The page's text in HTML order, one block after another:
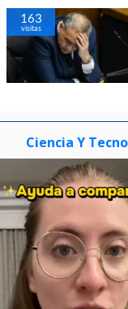
163
visitas
Ciencia Y